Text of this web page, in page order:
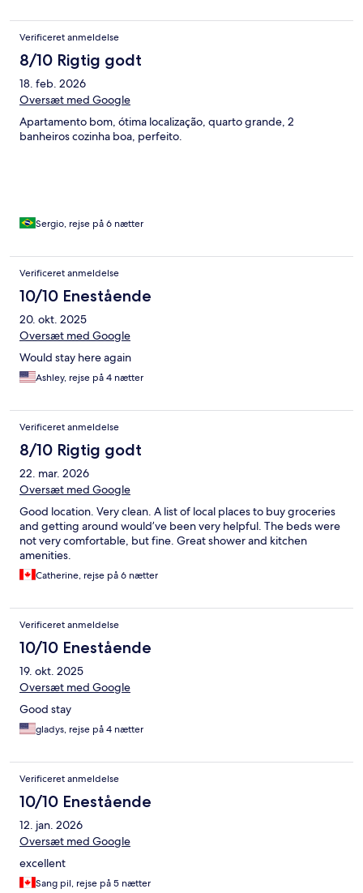
Verificeret anmeldelse
8/10 Rigtig godt
18. feb. 2026
Oversæt med Google
Apartamento bom, ótima localização, quarto grande, 2
banheiros cozinha boa, perfeito.
Sergio, rejse på 6 nætter
Verificeret anmeldelse
10/10 Enestående
20. okt. 2025
Oversæt med Google
Would stay here again
Ashley, rejse på 4 nætter
Verificeret anmeldelse
8/10 Rigtig godt
22. mar. 2026
Oversæt med Google
Good location. Very clean. A list of local places to buy groceries
and getting around would’ve been very helpful. The beds were
not very comfortable, but fine. Great shower and kitchen
amenities.
Catherine, rejse på 6 nætter
Verificeret anmeldelse
10/10 Enestående
19. okt. 2025
Oversæt med Google
Good stay
gladys, rejse på 4 nætter
Verificeret anmeldelse
10/10 Enestående
12. jan. 2026
Oversæt med Google
excellent
Sang pil, rejse på 5 nætter